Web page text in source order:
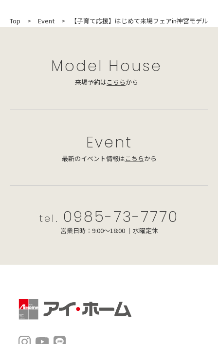
Top Event 【子育て応援】はじめて来場フェアin神宮モデル
Model House
来場予約はこちらから
Event
最新のイベント情報はこちらから
tel. 0985-73-7770
営業日時：9:00～18:00 ｜水曜定休